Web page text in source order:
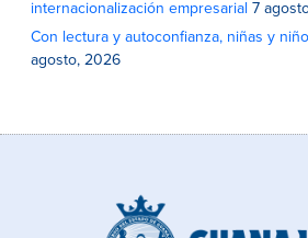
internacionalización empresarial 7
Con lectura y autoconfianza, niñas y
agosto, 2026